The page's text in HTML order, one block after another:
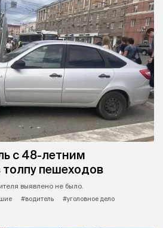
с 48-летним
пешеходов
выявлено не было.
#водитель
#уголовное дело